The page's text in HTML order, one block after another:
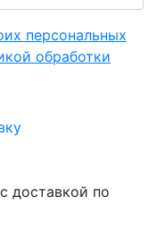
персональных
обработки
доставкой по